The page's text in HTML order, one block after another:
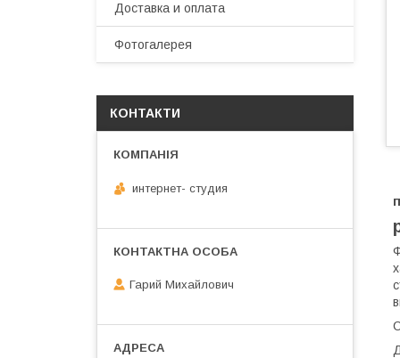
Доставка и оплата
Фотогалерея
КОНТАКТИ
интернет- студия
Гарий Михайлович